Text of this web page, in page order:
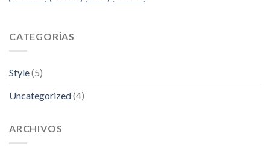
CATEGORÍAS
Style(5)
Uncategorized(4)
ARCHIVOS